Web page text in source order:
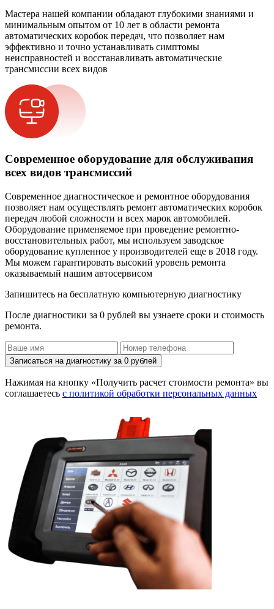
Мастера нашей компании обладают глубокими знаниями и
минимальным опытом от 10 лет в области ремонта
автоматических коробок передач, что позволяет нам
эффективно и точно устанавливать симптомы
неисправностей и восстанавливать автоматические
трансмиссии всех видов
Современное оборудование для обслуживания
всех видов трансмиссий
Современное диагностическое и ремонтное оборудования
позволяет нам осуществлять ремонт автоматических коробок
передач любой сложности и всех марок автомобилей.
Оборудование применяемое при проведение ремонтно-
восстановительных работ, мы используем заводское
оборудование купленное у производителей еще в 2018 году.
Мы можем гарантировать высокий уровень ремонта
оказываемый нашим автосервисом
Запишитесь на бесплатную компьютерную диагностику
После диагностики за 0 рублей вы узнаете сроки и стоимость
ремонта.
Записаться на диагностику за 0 рублей
Нажимая на кнопку «Получить расчет стоимости ремонта» вы
соглашаетесь с политикой обработки персональных данных